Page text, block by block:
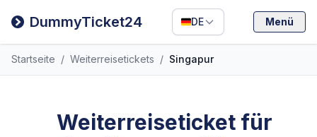
DummyTicket24 DE
Filipino
Deutsch
Español
Menü
Startseite / Weiterreisetickets / Singapur
Weiterreiseticket für